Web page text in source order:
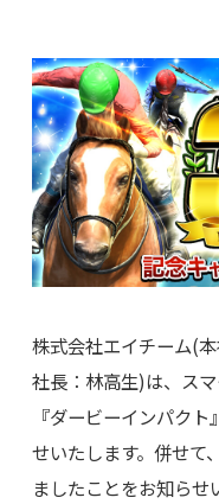
株式会社エイチーム(
社長：林高生)は、ス
『ダービーインパク
せいたします。併せて
ましたことをお知らせ